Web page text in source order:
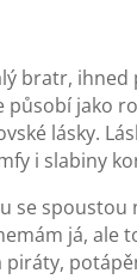
bratr,
působí jako
lásky.
i slabiny
se
já, ale